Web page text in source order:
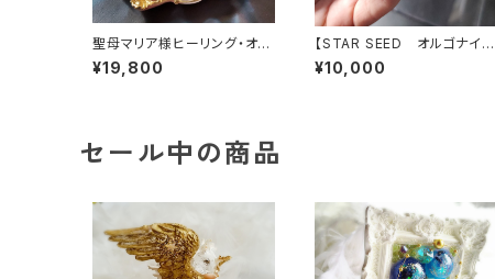
聖母マリア様ヒーリング・オル
ゴナイト～マリアピンクの光
～
¥19,800
【STAR SEED オルゴナイ
ト】～あなたへのメッセージ付
き
¥10,000
セール中の商品